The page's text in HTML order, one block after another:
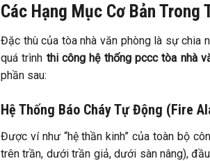
Các Hạng Mục Cơ Bản Trong
Đặc thù của tòa nhà văn phòng là sự chia
quá trình thi công hệ thống pccc tòa nhà
phần sau:
Hệ Thống Báo Cháy Tự Động (Fire
Được ví như “hệ thần kinh” của toàn bộ
trên trần, dưới trần giả, dưới sàn nâng),